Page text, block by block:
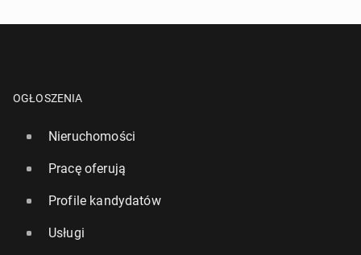
OGŁOSZENIA
Nieruchomości
Pracę oferują
Profile kandydatów
Usługi